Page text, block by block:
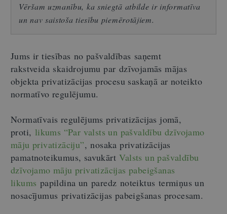
Vēršam uzmanību, ka sniegtā atbilde ir informatīva
un nav saistoša tiesību piemērotājiem.
Jums ir tiesības no pašvaldības saņemt
rakstveida skaidrojumu par dzīvojamās mājas
objekta privatizācijas procesu saskaņā ar noteikto
normatīvo regulējumu.
Normatīvais regulējums privatizācijas jomā,
proti, likums “Par valsts un pašvaldību dzīvojamo
māju privatizāciju”, nosaka privatizācijas
pamatnoteikumus, savukārtValsts un pašvaldību
dzīvojamo māju privatizācijas pabeigšanas
likums papildina un paredz noteiktus termiņus un
nosacījumus privatizācijas pabeigšanas procesam.